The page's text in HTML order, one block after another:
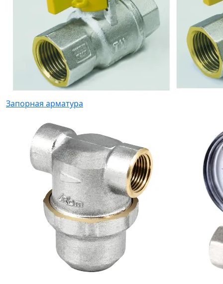
Запорная арматура